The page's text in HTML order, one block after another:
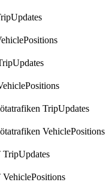
TripUpdates
VehiclePositions